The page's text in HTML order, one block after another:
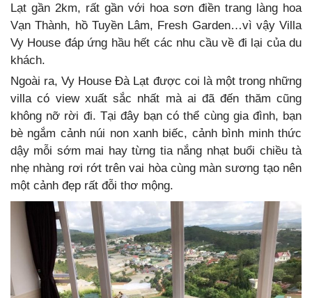
Lạt gần 2km, rất gần với hoa sơn điền trang làng hoa
Vạn Thành, hồ Tuyền Lâm, Fresh Garden…vì vậy Villa
Vy House đáp ứng hầu hết các nhu cầu về đi lại của du
khách.
Ngoài ra, Vy House Đà Lạt được coi là một trong những
villa có view xuất sắc nhất mà ai đã đến thăm cũng
không nỡ rời đi. Tại đây bạn có thể cùng gia đình, bạn
bè ngắm cảnh núi non xanh biếc, cảnh bình minh thức
dậy mỗi sớm mai hay từng tia nắng nhạt buổi chiều tà
nhẹ nhàng rơi rớt trên vai hòa cùng màn sương tạo nên
một cảnh đẹp rất đỗi thơ mộng.